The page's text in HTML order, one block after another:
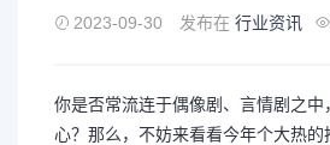
2023-09-30 发布在 行业资讯
你是否常流连于偶像剧、言情剧之
心？那么，不妨来看看今年个大热的